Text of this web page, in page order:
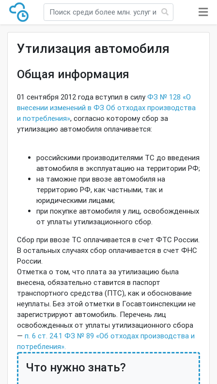
Утилизация автомобиля
Общая информация
01 сентября 2012 года вступил в силуФЗ № 128 «О
внесении изменений в ФЗ Об отходах производства
и потребления», согласно которому сбор за
утилизацию автомобиля оплачивается:
российскими производителями ТС до введения
автомобиля в эксплуатацию на территории РФ;
на таможне при ввозе автомобиля на
территорию РФ, как частными, так и
юридическими лицами;
при покупке автомобиля у лиц, освобожденных
от уплаты утилизационного сбор.
Сбор при ввозе ТС оплачивается в счет ФТС России.
В остальных случаях сбор оплачивается в счет ФНС
России.
Отметка о том, что плата за утилизацию была
внесена, обязательно ставится в паспорт
транспортного средства (ПТС), как и обоснование
неуплаты. Без этой отметки в Госавтоинспекции не
зарегистрируют автомобиль. Перечень лиц
освобожденных от уплаты утилизационного сбора
— п. 6 ст. 24.1 ФЗ № 89 «Об отходах производства и
потребления».
Что нужно знать?